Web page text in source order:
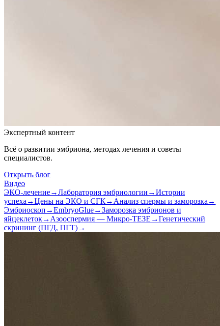
Экспертный контент
Всё о развитии эмбриона, методах лечения и советы
специалистов.
Открыть блог
Видео
ЭКО-лечение→Лаборатория эмбриологии →Истории
успеха →Цены на ЭКО и СГК→ Анализ спермы и заморозка →
Эмбриоскоп →EmbryoGlue→Заморозка эмбрионов и
яйцеклеток→ Азооспермия — Микро-ТЕЗЕ →Генетический
скрининг (ПГД, ПГТ)→